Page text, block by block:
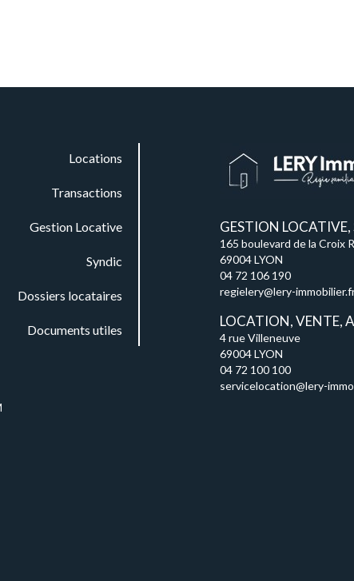
Locations
Transactions
Gestion Locative
Syndic
Dossiers locataires
Documents utiles
GESTION LOCATIVE,
165 boulevard de la Croix
69004 LYON
04 72 106 190
regielery@lery-
LOCATION, VENTE,
4 rue Villeneuve
69004 LYON
04 72 100 100
servicelocation@lery-